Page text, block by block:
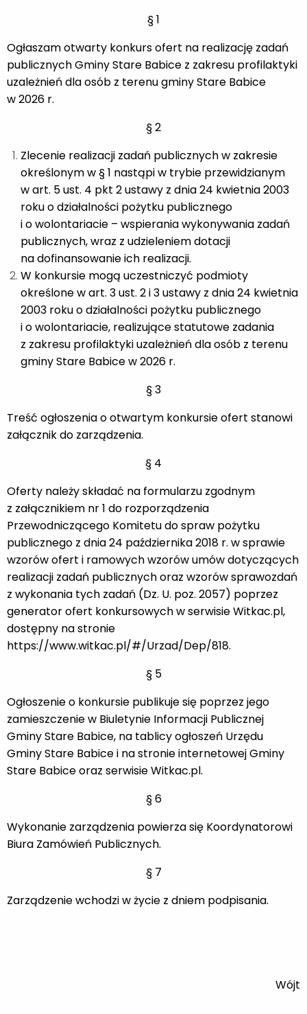
§ 1
Ogłaszam otwarty konkurs ofert na realizację zadań
publicznych Gminy Stare Babice z zakresu profilaktyki
uzależnień dla osób z terenu gminy Stare Babice
w 2026 r.
§ 2
Zlecenie realizacji zadań publicznych w zakresie
określonym w § 1 nastąpi w trybie przewidzianym
w art. 5 ust. 4 pkt 2 ustawy z dnia 24 kwietnia 2003
roku o działalności pożytku publicznego
i o wolontariacie – wspierania wykonywania zadań
publicznych, wraz z udzieleniem dotacji
na dofinansowanie ich realizacji.
W konkursie mogą uczestniczyć podmioty
określone w art. 3 ust. 2 i 3 ustawy z dnia 24 kwietnia
2003 roku o działalności pożytku publicznego
i o wolontariacie, realizujące statutowe zadania
z zakresu profilaktyki uzależnień dla osób z terenu
gminy Stare Babice w 2026 r.
§ 3
Treść ogłoszenia o otwartym konkursie ofert stanowi
załącznik do zarządzenia.
§ 4
Oferty należy składać na formularzu zgodnym
z załącznikiem nr 1 do rozporządzenia
Przewodniczącego Komitetu do spraw pożytku
publicznego z dnia 24 października 2018 r. w sprawie
wzorów ofert i ramowych wzorów umów dotyczących
realizacji zadań publicznych oraz wzorów sprawozdań
z wykonania tych zadań (Dz. U. poz. 2057) poprzez
generator ofert konkursowych w serwisie Witkac.pl,
dostępny na stronie
https://www.witkac.pl/#/Urzad/Dep/818.
§ 5
Ogłoszenie o konkursie publikuje się poprzez jego
zamieszczenie w Biuletynie Informacji Publicznej
Gminy Stare Babice, na tablicy ogłoszeń Urzędu
Gminy Stare Babice i na stronie internetowej Gminy
Stare Babice oraz serwisie Witkac.pl.
§ 6
Wykonanie zarządzenia powierza się Koordynatorowi
Biura Zamówień Publicznych.
§ 7
Zarządzenie wchodzi w życie z dniem podpisania.
Wójt